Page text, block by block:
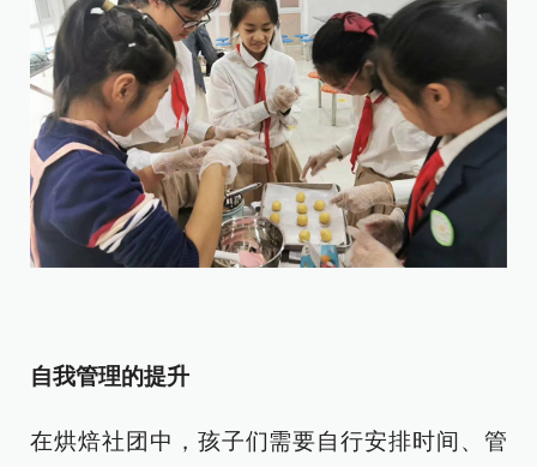
自我管理的提升
在烘焙社团中，孩子们需要自行安排时间、管